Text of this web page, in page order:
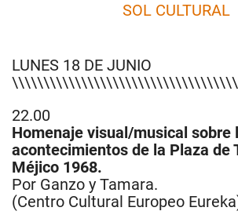
SOL CULTURAL
LUNES 18 DE JUNIO
22.00
Homenaje visual/musical sobre
acontecimientos de la Plaza de
Méjico 1968.
Por Ganzo y Tamara.
(Centro Cultural Europeo